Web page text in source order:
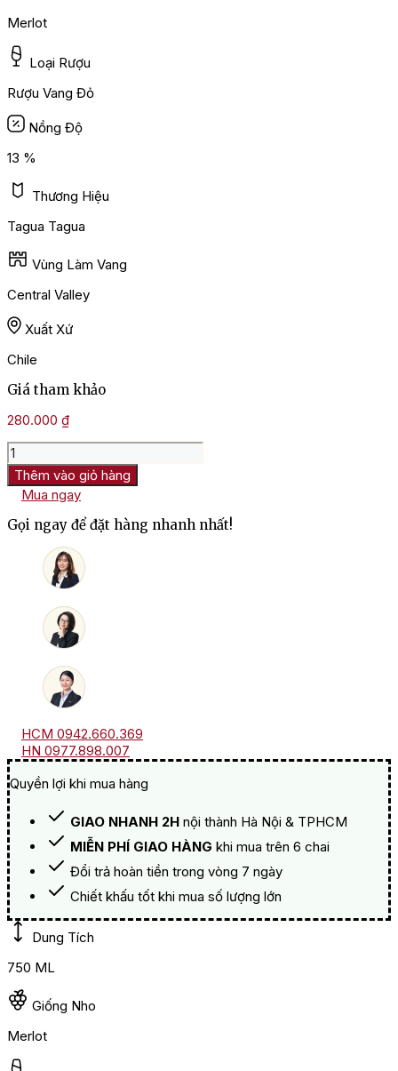
Merlot
Loại Rượu
Rượu Vang Đỏ
Nồng Độ
13 %
Thương Hiệu
Tagua Tagua
Vùng Làm Vang
Central Valley
Xuất Xứ
Chile
Giá tham khảo
280.000 ₫
Rượu
Vang
Chile
Tagua
Tagua
Merlot
Thêm vào giỏ hàng
Mua ngay
Gọi ngay để đặt hàng nhanh nhất!
HCM 0942.660.369
HN 0977.898.007
Quyền lợi khi mua hàng
GIAO NHANH 2H nội thành Hà Nội & TPHCM
MIỄN PHÍ GIAO HÀNG khi mua trên 6 chai
Đổi trả hoàn tiền trong vòng 7 ngày
Chiết khấu tốt khi mua số lượng lớn
Dung Tích
750 ML
Giống Nho
Merlot